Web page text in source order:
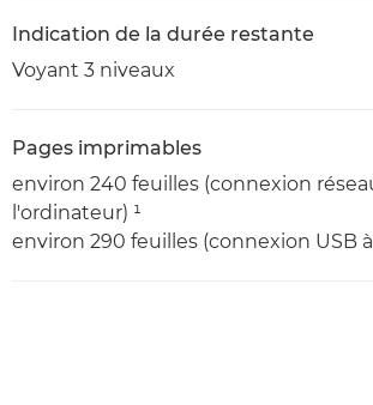
Indication de la durée restante
Voyant 3 niveaux
Pages imprimables
environ 240 feuilles (connexion
l'ordinateur) ¹
environ 290 feuilles (connexion USB